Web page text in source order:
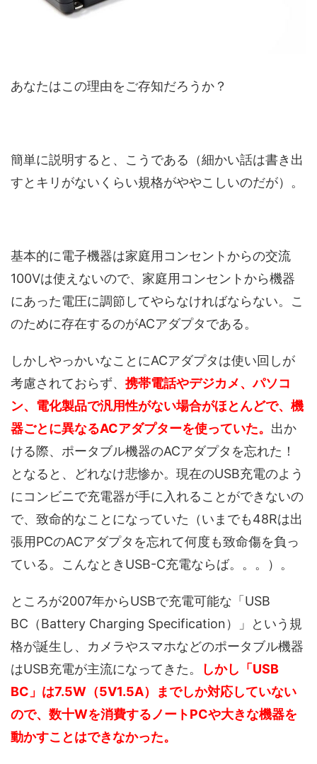
あなたはこの理由をご存知だろうか？
簡単に説明すると、こうである（細かい話は書き出
すとキリがないくらい規格がややこしいのだが）。
基本的に電子機器は家庭用コンセントからの交流
100Vは使えないので、家庭用コンセントから機器
にあった電圧に調節してやらなければならない。こ
のために存在するのがACアダプタである。
しかしやっかいなことにACアダプタは使い回しが
考慮されておらず、 携帯電話やデジカメ、パソコ
ン、電化製品で汎用性がない場合がほとんどで、機
器ごとに異なるACアダプターを使っていた。 出か
ける際、ポータブル機器のACアダプタを忘れた！
となると、どれなけ悲惨か。現在のUSB充電のよう
にコンビニで充電器が手に入れることができないの
で、致命的なことになっていた（いまでも48Rは出
張用PCのACアダプタを忘れて何度も致命傷を負っ
ている。こんなときUSB-C充電ならば。。。）。
ところが2007年からUSBで充電可能な「USB
BC（Battery Charging Specification）」という規
格が誕生し、カメラやスマホなどのポータブル機器
はUSB充電が主流になってきた。
しかし「USB
BC」は7.5W（5V1.5A）までしか対応していない
ので、数十Wを消費するノートPCや大きな機器を
動かすことはできなかった。